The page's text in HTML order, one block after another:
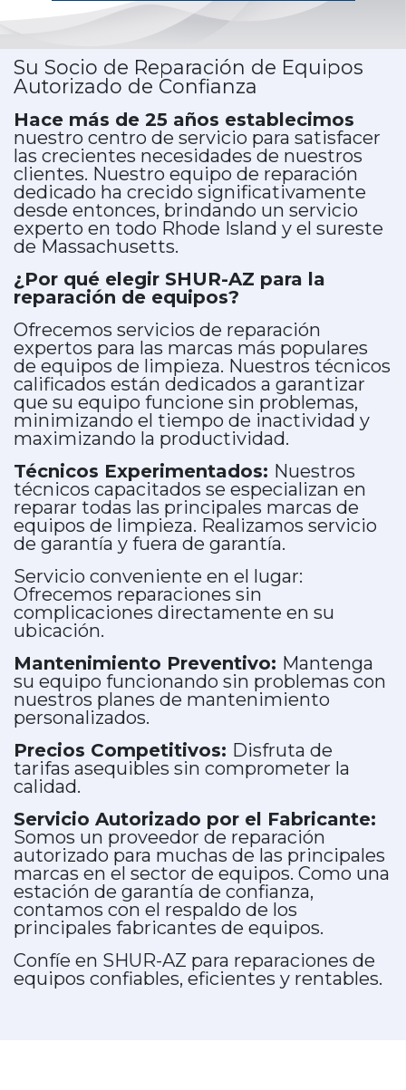
Su Socio de Reparación de Equipos
Autorizado de Confianza
Hace más de 25 años establecimos
nuestro centro de servicio para satisfacer
las crecientes necesidades de nuestros
clientes. Nuestro equipo de reparación
dedicado ha crecido significativamente
desde entonces, brindando un servicio
experto en todo Rhode Island y el sureste
de Massachusetts.
¿Por qué elegir SHUR-AZ para la
reparación de equipos?
Ofrecemos servicios de reparación
expertos para las marcas más populares
de equipos de limpieza. Nuestros técnicos
calificados están dedicados a garantizar
que su equipo funcione sin problemas,
minimizando el tiempo de inactividad y
maximizando la productividad.
Técnicos Experimentados: Nuestros
técnicos capacitados se especializan en
reparar todas las principales marcas de
equipos de limpieza. Realizamos servicio
de garantía y fuera de garantía.
Servicio conveniente en el lugar:
Ofrecemos reparaciones sin
complicaciones directamente en su
ubicación.​
Mantenimiento Preventivo: Mantenga
su equipo funcionando sin problemas con
nuestros planes de mantenimiento
personalizados.
Precios Competitivos: Disfruta de
tarifas asequibles sin comprometer la
calidad.
Servicio Autorizado por el Fabricante:
Somos un proveedor de reparación
autorizado para muchas de las principales
marcas en el sector de equipos. Como una
estación de garantía de confianza,
contamos con el respaldo de los
principales fabricantes de equipos.
Confíe en SHUR-AZ para reparaciones de
equipos confiables, eficientes y rentables.